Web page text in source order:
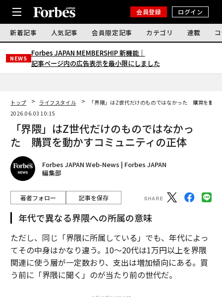
会員登録 ログイン
新着記事 人気記事 会員限定記事 カテゴリ 連載
NEWS
Forbes JAPAN MEMBERSHIP 新機能｜
記事ページ内の広告表示を最小限にしました
トップ ライフスタイル
「界隈」はZ世代だけのものではなかった 購買を動か
2026.06.03 10:15
「界隈」はZ世代だけのものではなかっ
た 購買を動かすコミュニティの正体
Forbes JAPAN Web-News | Forbes JAPAN
編集部
著者フォロー 記事を保存
年代で異なる界隈への所属の意味
ただし、同じ「界隈に所属している」でも、年代によっ
てその中身はかなり違う。10〜20代は1万円以上を界隈
関連に使う層が一定数おり、支出は増加傾向にある。買
う前に「界隈に聞く」のが当たり前の世代だ。